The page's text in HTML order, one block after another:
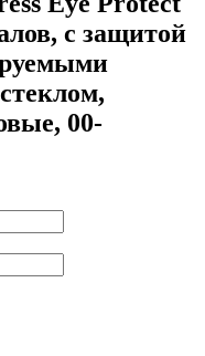
с защитой
00-